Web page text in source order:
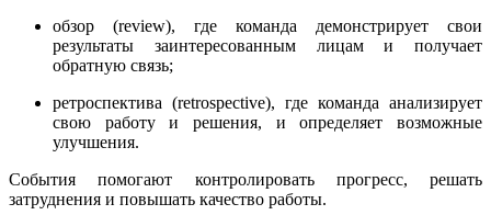
обзор (review), где команда демонстрирует свои
результаты заинтересованным лицам и получает
обратную связь;
ретроспектива (retrospective), где команда анализирует
свою работу и решения, и определяет возможные
улучшения.
События помогают контролировать прогресс, решать
затруднения и повышать качество работы.